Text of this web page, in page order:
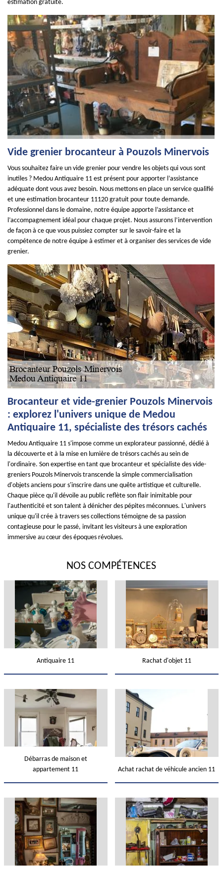
estimation gratuite.
Vide grenier brocanteur à Pouzols Minervois
Vous souhaitez faire un vide grenier pour vendre les objets qui vous sont
inutiles ? Medou Antiquaire 11 est présent pour apporter l’assistance
adéquate dont vous avez besoin. Nous mettons en place un service qualifié
et une estimation brocanteur 11120 gratuit pour toute demande.
Professionnel dans le domaine, notre équipe apporte l’assistance et
l’accompagnement idéal pour chaque projet. Nous assurons l’intervention
de façon à ce que vous puissiez compter sur le savoir-faire et la
compétence de notre équipe à estimer et à organiser des services de vide
grenier.
Brocanteur et vide-grenier Pouzols Minervois
: explorez l'univers unique de Medou
Antiquaire 11, spécialiste des trésors cachés
Medou Antiquaire 11 s'impose comme un explorateur passionné, dédié à
la découverte et à la mise en lumière de trésors cachés au sein de
l'ordinaire. Son expertise en tant que brocanteur et spécialiste des vide-
greniers Pouzols Minervois transcende la simple commercialisation
d'objets anciens pour s'inscrire dans une quête artistique et culturelle.
Chaque pièce qu'il dévoile au public reflète son flair inimitable pour
l'authenticité et son talent à dénicher des pépites méconnues. L'univers
unique qu'il crée à travers ses collections témoigne de sa passion
contagieuse pour le passé, invitant les visiteurs à une exploration
immersive au cœur des époques révolues.
NOS COMPÉTENCES
Antiquaire 11 Rachat d'objet 11
Débarras de maison et
appartement 11
Achat rachat de véhicule ancien 11